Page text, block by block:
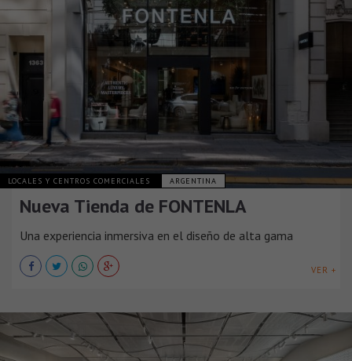
LOCALES Y CENTROS COMERCIALES ARGENTINA
Nueva Tienda de FONTENLA
Una experiencia inmersiva en el diseño de alta gama
VER +